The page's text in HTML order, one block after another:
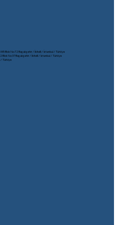
M5 Blok No:72 Başakşehir / İkitelli / İstanbul / Türkiye
Blok No:37 Başakşehir / İkitelli / İstanbul / Türkiye
/ Türkiye